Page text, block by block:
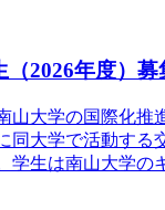
2026年度）募
山大学の国際化推
同大学で活動する
学生は南山大学の